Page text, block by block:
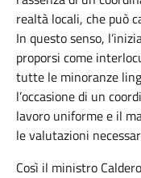
realtà locali, che può
In questo senso,
proporsi come
tutte le minoranze
l’occasione di un
lavoro uniforme e il
le valutazioni
Così il ministro